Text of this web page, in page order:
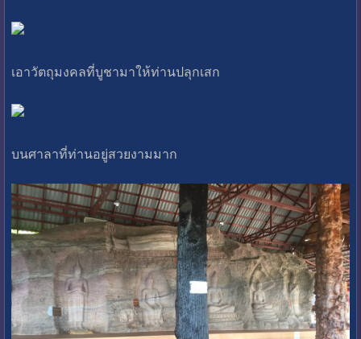
เอาวัตถุมงคลที่บูชามาให้ท่านปลุกเสก
บนศาลาที่ท่านอยู่สวยงามมาก